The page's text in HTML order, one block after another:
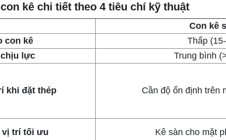
kê chi tiết theo 4 tiêu chí kỹ thuật
Con kê
con kê
Thấp
lực
Trung bình
khi đặt thép Cần độ ổn định trên
vị trí tối ưu Kê sàn cho mặt